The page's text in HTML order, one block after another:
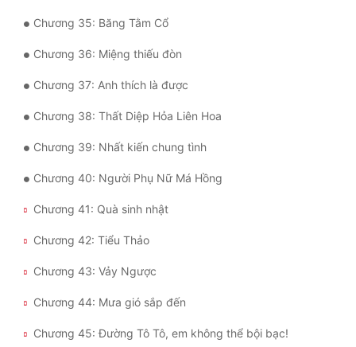
Cẩu Đạo Trường Sinh
Ngự Thú
Truyện Nam
Truyện Nữ
Vô Địch Lưu
Xây Dựng Thế Lực
Đam Mỹ
Đẹp Hiệp
Chương 35: Băng Tằm Cổ
Chương 36: Miệng thiếu đòn
Chương 37: Anh thích là được
Chương 38: Thất Diệp Hỏa Liên Hoa
Chương 39: Nhất kiến chung tình
Chương 40: Người Phụ Nữ Má Hồng
Chương 41: Quà sinh nhật
Chương 42: Tiểu Thảo
Chương 43: Vảy Ngược
Chương 44: Mưa gió sắp đến
Chương 45: Đường Tô Tô, em không thể bội bạc!